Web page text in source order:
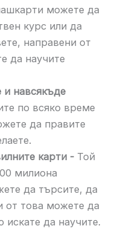
можете да
курс или да
направени от
да научите
и навсякъде
по всяко време
да правите
карти - Той
милиона
да търсите, да
от това можете да
искате да научите.